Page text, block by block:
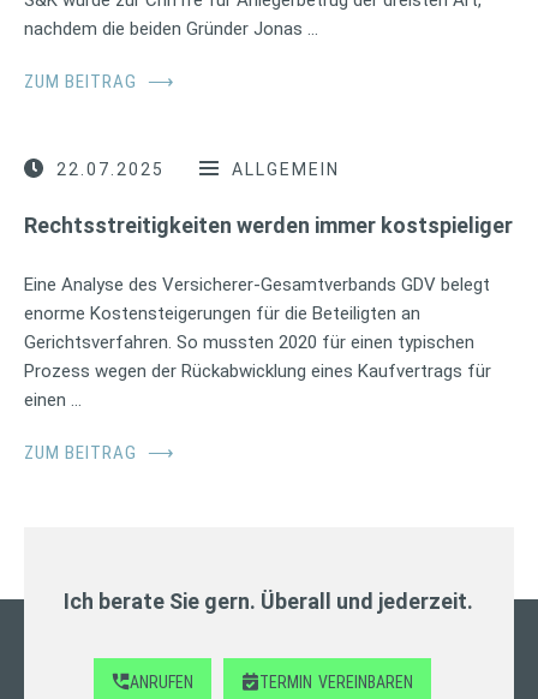
nachdem die beiden Gründer Jonas …
ZUM BEITRAG ⟶
22.07.2025 ALLGEMEIN
Rechtsstreitigkeiten werden immer kostspieliger
Eine Analyse des Versicherer-Gesamtverbands GDV belegt
enorme Kostensteigerungen für die Beteiligten an
Gerichtsverfahren. So mussten 2020 für einen typischen
Prozess wegen der Rückabwicklung eines Kaufvertrags für
einen …
ZUM BEITRAG ⟶
Ich berate Sie gern. Überall und jederzeit.
ANRUFEN TERMIN VEREINBAREN